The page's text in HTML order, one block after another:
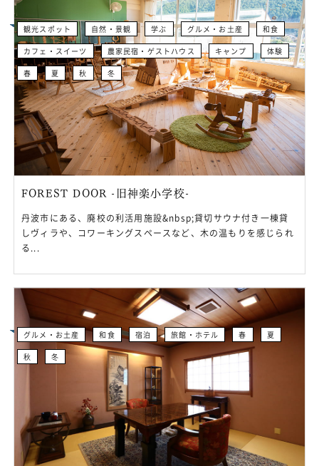
FOREST DOOR -旧神楽小学校-
丹波市にある、廃校の利活用施設&nbsp;貸切サウナ付き一棟貸
しヴィラや、コワーキングスペースなど、木の温もりを感じられ
る...
観光スポット 自然・景観 学ぶ グルメ・お土産 和食
カフェ・スイーツ 農家民宿・ゲストハウス キャンプ 体験
春 夏 秋 冬
グルメ・お土産 和食 宿泊 旅館・ホテル 春 夏
秋 冬